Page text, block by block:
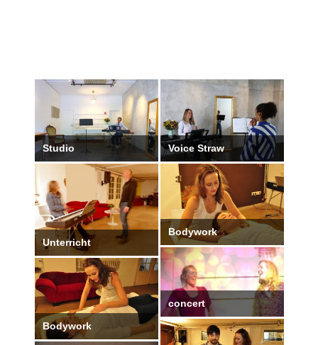
Studio Voice Straw
Unterricht
Bodywork
Bodywork
concert